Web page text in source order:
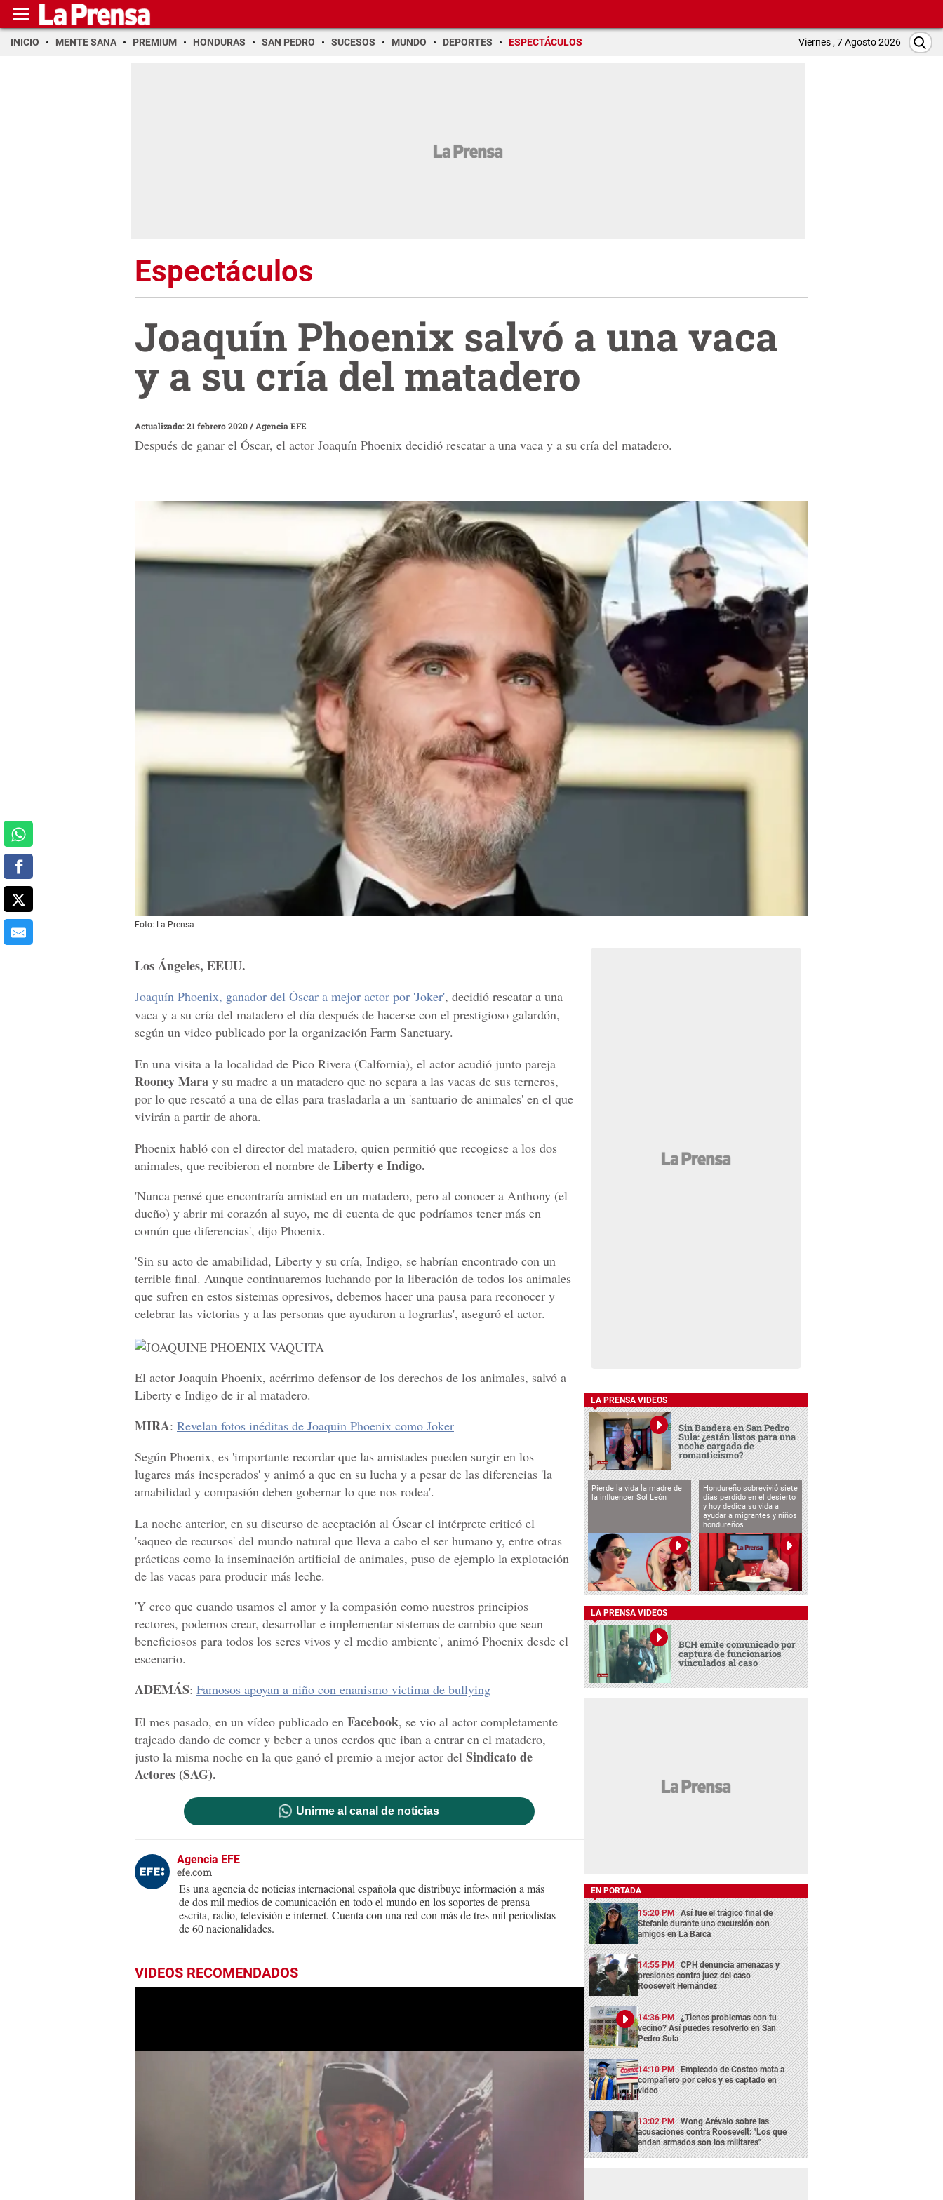
INICIO MENTE SANA PREMIUM HONDURAS SAN PEDRO SUCESOS MUNDO DEPORTES ESPECTÁCULOS Viernes , 7 Agosto 2026
Espectáculos
Joaquín Phoenix salvó a una vaca
y a su cría del matadero
Actualizado: 21 febrero 2020/ Agencia EFE
Después de ganar el Óscar, el actor Joaquín Phoenix decidió rescatar a una vaca y a su cría del matadero.
Foto: La Prensa
Los Ángeles, EEUU.
Joaquín Phoenix, ganador del Óscar a mejor actor por 'Joker', decidió rescatar a una
vaca y a su cría del matadero el día después de hacerse con el prestigioso galardón,
según un video publicado por la organización Farm Sanctuary.
En una visita a la localidad de Pico Rivera (Calfornia), el actor acudió junto pareja
Rooney Mara y su madre a un matadero que no separa a las vacas de sus terneros,
por lo que rescató a una de ellas para trasladarla a un 'santuario de animales' en el que
vivirán a partir de ahora.
Phoenix habló con el director del matadero, quien permitió que recogiese a los dos
animales, que recibieron el nombre de Liberty e Indigo.
'Nunca pensé que encontraría amistad en un matadero, pero al conocer a Anthony (el
dueño) y abrir mi corazón al suyo, me di cuenta de que podríamos tener más en
común que diferencias', dijo Phoenix.
'Sin su acto de amabilidad, Liberty y su cría, Indigo, se habrían encontrado con un
terrible final. Aunque continuaremos luchando por la liberación de todos los animales
que sufren en estos sistemas opresivos, debemos hacer una pausa para reconocer y
celebrar las victorias y a las personas que ayudaron a lograrlas', aseguró el actor.
El actor Joaquin Phoenix, acérrimo defensor de los derechos de los animales, salvó a
Liberty e Indigo de ir al matadero.
MIRA: Revelan fotos inéditas de Joaquin Phoenix como Joker
Según Phoenix, es 'importante recordar que las amistades pueden surgir en los
lugares más inesperados' y animó a que en su lucha y a pesar de las diferencias 'la
amabilidad y compasión deben gobernar lo que nos rodea'.
La noche anterior, en su discurso de aceptación al Óscar el intérprete criticó el
'saqueo de recursos' del mundo natural que lleva a cabo el ser humano y, entre otras
prácticas como la inseminación artificial de animales, puso de ejemplo la explotación
de las vacas para producir más leche.
'Y creo que cuando usamos el amor y la compasión como nuestros principios
rectores, podemos crear, desarrollar e implementar sistemas de cambio que sean
beneficiosos para todos los seres vivos y el medio ambiente', animó Phoenix desde el
escenario.
ADEMÁS: Famosos apoyan a niño con enanismo victima de bullying
El mes pasado, en un vídeo publicado en Facebook, se vio al actor completamente
trajeado dando de comer y beber a unos cerdos que iban a entrar en el matadero,
justo la misma noche en la que ganó el premio a mejor actor del Sindicato de
Actores (SAG).
Unirme al canal de noticias
Agencia EFE
efe.com
Es una agencia de noticias internacional española que distribuye información a más
de dos mil medios de comunicación en todo el mundo en los soportes de prensa
escrita, radio, televisión e internet. Cuenta con una red con más de tres mil periodistas
de 60 nacionalidades.
VIDEOS RECOMENDADOS
LA PRENSA VIDEOS
Sin Bandera en San Pedro
Sula: ¿están listos para una
noche cargada de
romanticismo?
Pierde la vida la madre de
la influencer Sol León
Hondureño sobrevivió siete
días perdido en el desierto
y hoy dedica su vida a
ayudar a migrantes y niños
hondureños
LA PRENSA VIDEOS
BCH emite comunicado por
captura de funcionarios
vinculados al caso
EN PORTADA
15:20 PM Así fue el trágico final de
Stefanie durante una excursión con
amigos en La Barca
14:55 PM CPH denuncia amenazas y
presiones contra juez del caso
Roosevelt Hernández
14:36 PM ¿Tienes problemas con tu
vecino? Así puedes resolverlo en San
Pedro Sula
14:10 PM Empleado de Costco mata a
compañero por celos y es captado en
video
13:02 PM Wong Arévalo sobre las
acusaciones contra Roosevelt: "Los que
andan armados son los militares"